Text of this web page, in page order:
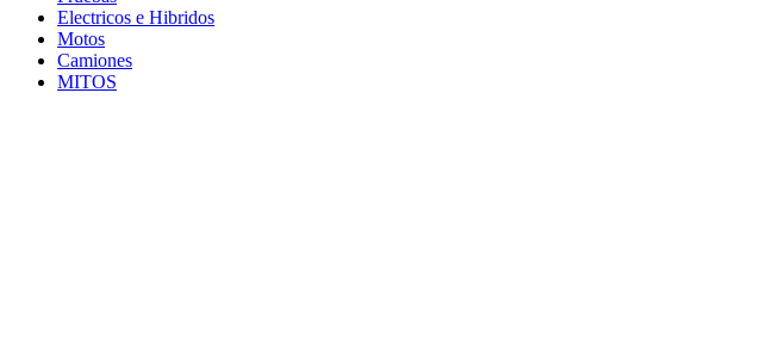
Electricos e Hibridos
Motos
Camiones
MITOS